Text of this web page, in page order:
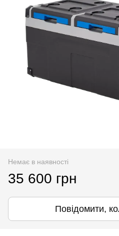
Немає в наявності
35 600 грн
Повідомити,